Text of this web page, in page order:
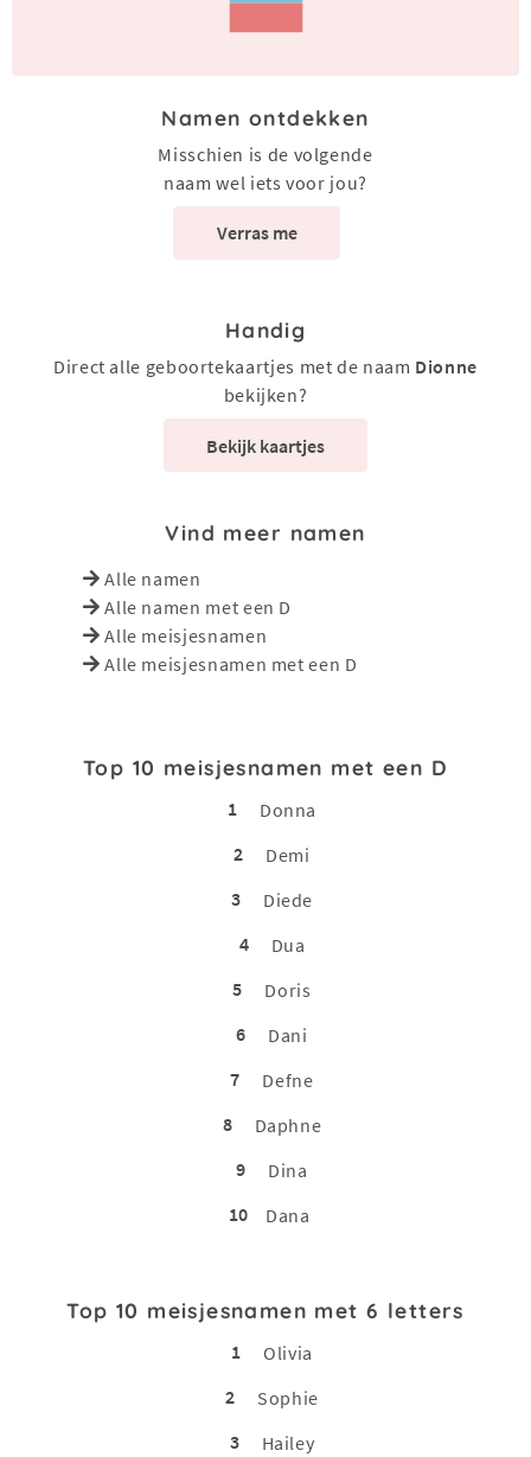
Namen ontdekken
Misschien is de volgende
naam wel iets voor jou?
Verras me
Handig
Direct alle geboortekaartjes met de naam Dionne
bekijken?
Bekijk kaartjes
Vind meer namen
Alle namen
Alle namen met een D
Alle meisjesnamen
Alle meisjesnamen met een D
Top 10 meisjesnamen met een D
1
Donna
2
Demi
3
Diede
4
Dua
5
Doris
6
Dani
7
Defne
8
Daphne
9
Dina
10
Dana
Top 10 meisjesnamen met 6 letters
1
Olivia
2
Sophie
3
Hailey